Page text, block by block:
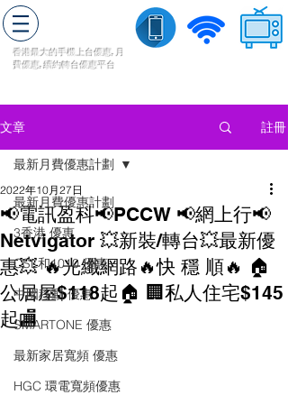
香港最大的手機上台優惠, 月
費優惠,續約轉台優惠平台
文章 註冊
最新月費優惠計劃
3香港 優惠
CSL和1010 優惠
中國移動 優惠
SMARTONE 優惠
最新家居寬頻 優惠
HGC 環電寬頻優惠
最新月費優惠計劃
📢電訊盈科📢PCCW 📢網上行📢
Netvigator 💥新裝/轉台💥最新優
惠💥 🔥光纖網路🔥快 穩 順🔥 🏠
公居屋$118起🏠 🏢私人住宅$145
起🏬
2022年10月27日